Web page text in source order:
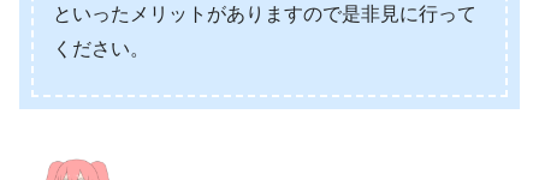
といったメリットがありますので是非見に行って
ください。